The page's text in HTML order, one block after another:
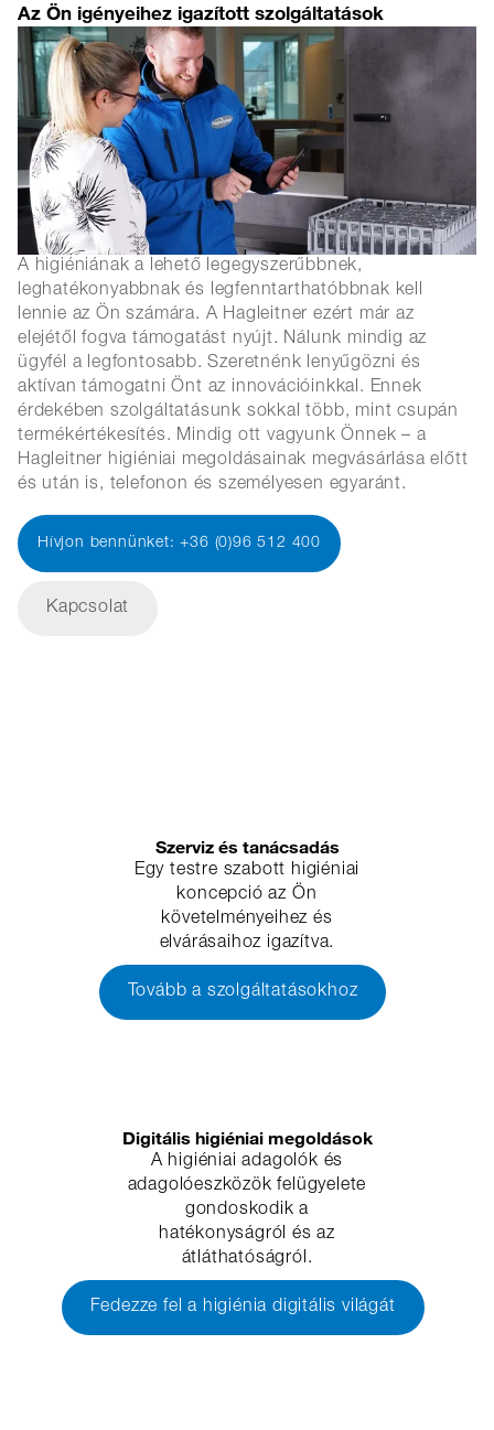
Az Ön igényeihez igazított szolgáltatások
A higiéniának a lehető legegyszerűbbnek,
leghatékonyabbnak és legfenntarthatóbbnak kell
lennie az Ön számára. A Hagleitner ezért már az
elejétől fogva támogatást nyújt. Nálunk mindig az
ügyfél a legfontosabb. Szeretnénk lenyűgözni és
aktívan támogatni Önt az innovációinkkal. Ennek
érdekében szolgáltatásunk sokkal több, mint csupán
termékértékesítés. Mindig ott vagyunk Önnek – a
Hagleitner higiéniai megoldásainak megvásárlása előtt
és után is, telefonon és személyesen egyaránt.
Hívjon bennünket: +36 (0)96 512 400
Kapcsolat
Szerviz és tanácsadás
Egy testre szabott higiéniai
koncepció az Ön
követelményeihez és
elvárásaihoz igazítva.
Tovább a szolgáltatásokhoz
Digitális higiéniai megoldások
A higiéniai adagolók és
adagolóeszközök felügyelete
gondoskodik a
hatékonyságról és az
átláthatóságról.
Fedezze fel a higiénia digitális világát